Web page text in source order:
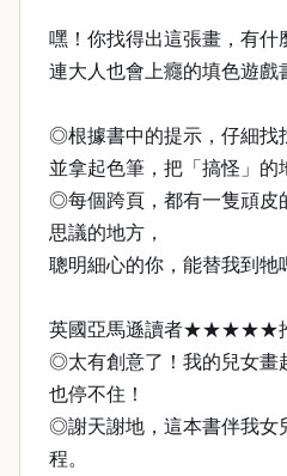
嘿！你找得出這張畫，有什
連大人也會上癮的填色遊戲
◎根據書中的提示，仔細找
並拿起色筆，把「搞怪」的
◎每個跨頁，都有一隻頑皮
思議的地方，
聰明細心的你，能替我到牠
英國亞馬遜讀者★★★★★
◎太有創意了！我的兒女畫
也停不住！
◎謝天謝地，這本書伴我女
程。